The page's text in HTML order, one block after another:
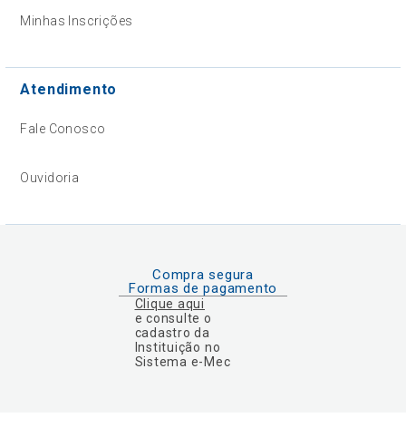
Minhas Inscrições
Atendimento
Fale Conosco
Ouvidoria
Compra segura
Formas de pagamento
Clique aqui
e consulte o
cadastro da
Instituição no
Sistema e-Mec